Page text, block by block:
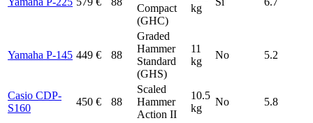
Compact
(GHC)
kg
Yamaha P-145 449 € 88
Graded
Hammer
Standard
(GHS)
11
kg
No 5.2
Casio CDP-
S160
450 € 88
Scaled
Hammer
Action II
10.5
kg
No 5.8